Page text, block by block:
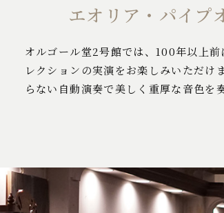
エオリア・パイプ
オルゴール堂2号館では、100年以上
レクションの実演をお楽しみいただけ
らない自動演奏で美しく重厚な音色を